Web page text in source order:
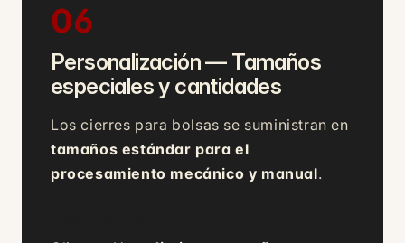
06
Personalización — Tamaños
especiales y cantidades
Los cierres para bolsas se suministran en
tamaños estándar para el
procesamiento mecánico y manual.